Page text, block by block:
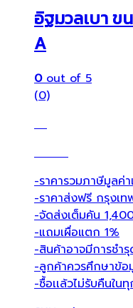
อิฐมวลเบา ข
A
0out of 5
(0)
-ราคารวมภาษีมูลค่า
-ราคาส่งฟรี กรุงเ
-จัดส่งเต็มคัน
-แถมเผื่อแตก 1%
-สินค้าอาจมีการชำ
-ลูกค้าควรศึกษาข้
-ซื้อเเล้วไม่รับคืนใ